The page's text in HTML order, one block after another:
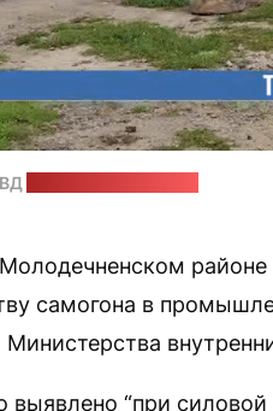
районе
самогона в
выявлено “при